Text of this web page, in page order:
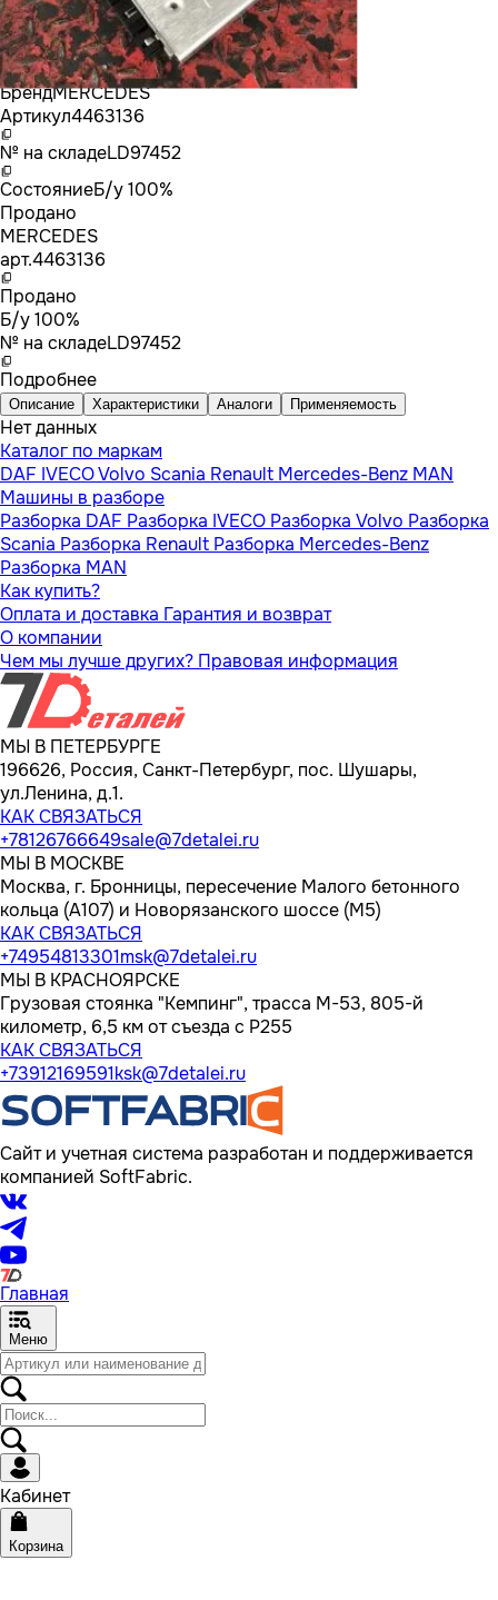
БрендMERCEDES
Артикул4463136
№ на складеLD97452
СостояниеБ/у 100%
Продано
MERCEDES
арт.4463136
Продано
Б/у 100%
№ на складеLD97452
Подробнее
Описание Характеристики Аналоги Применяемость
Нет данных
Каталог по маркам
DAF IVECOVolvo Scania Renault Mercedes-Benz MAN
Машины в разборе
Разборка DAF Разборка IVECO Разборка Volvo Разборка
Scania Разборка Renault Разборка Mercedes-Benz
Разборка MAN
Как купить?
Оплата и доставка Гарантия и возврат
О компании
Чем мы лучше других? Правовая информация
МЫ В ПЕТЕРБУРГЕ
196626, Россия, Санкт-Петербург, пос. Шушары,
ул.Ленина, д.1.
КАК СВЯЗАТЬСЯ
+78126766649sale@7detalei.ru
МЫ В МОСКВЕ
Москва, г. Бронницы, пересечение Малого бетонного
кольца (А107) и Новорязанского шоссе (М5)
КАК СВЯЗАТЬСЯ
+74954813301msk@7detalei.ru
МЫ В КРАСНОЯРСКЕ
Грузовая стоянка "Кемпинг", трасса M-53, 805-й
километр, 6,5 км от съезда с Р255
КАК СВЯЗАТЬСЯ
+73912169591ksk@7detalei.ru
Сайт и учетная система разработан и поддерживается
компанией SoftFabric.
Главная
Меню
Кабинет
Корзина